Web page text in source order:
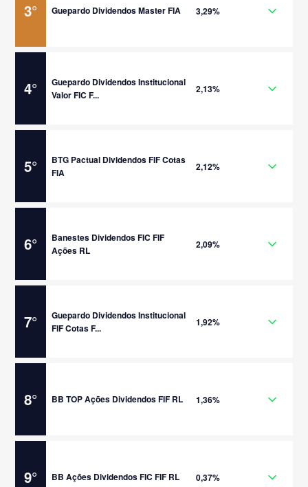
3° Guepardo Dividendos Master FIA 3,29%
4°
Guepardo Dividendos Institucional
Valor FIC F...
2,13%
5°
BTG Pactual Dividendos FIF Cotas
FIA
2,12%
6°
Banestes Dividendos FIC FIF
Ações RL
2,09%
7°
Guepardo Dividendos Institucional
FIF Cotas F...
1,92%
8° BB TOP Ações Dividendos FIF RL 1,36%
9° BB Ações Dividendos FIC FIF RL 0,37%